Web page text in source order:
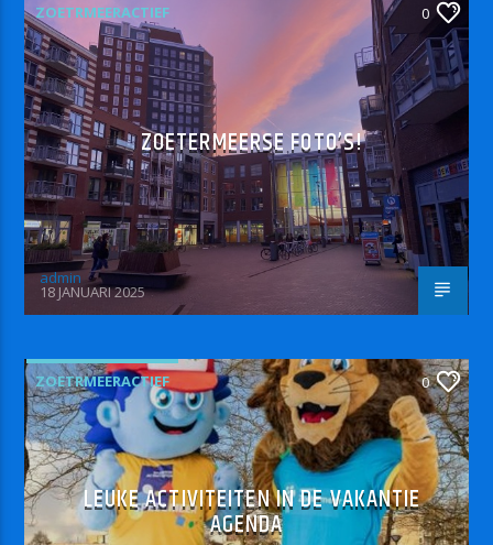
ZOETRMEERACTIEF 0
ZOETERMEERSE FOTO’S!
admin
18 JANUARI 2025
ZOETRMEERACTIEF 0
LEUKE ACTIVITEITEN IN DE VAKANTIE
AGENDA